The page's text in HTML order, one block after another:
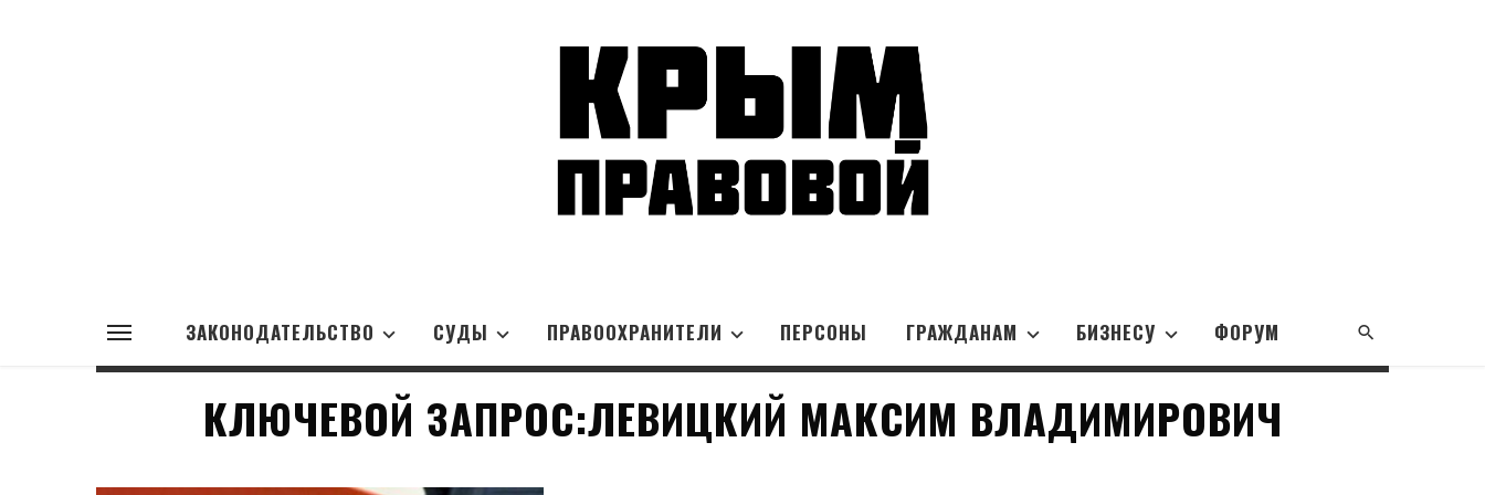
ЗАКОНОДАТЕЛЬСТВО СУДЫ ПРАВООХРАНИТЕЛИ ПЕРСОНЫ ГРАЖДАНАМ БИЗНЕСУ ФОРУМ
КЛЮЧЕВОЙ ЗАПРОС:ЛЕВИЦКИЙ МАКСИМ ВЛАДИМИРОВИЧ